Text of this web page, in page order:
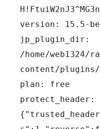
version: 15.5-
jp_plugin_dir:
/home/web1324/
content/
plan: free
protect_header: